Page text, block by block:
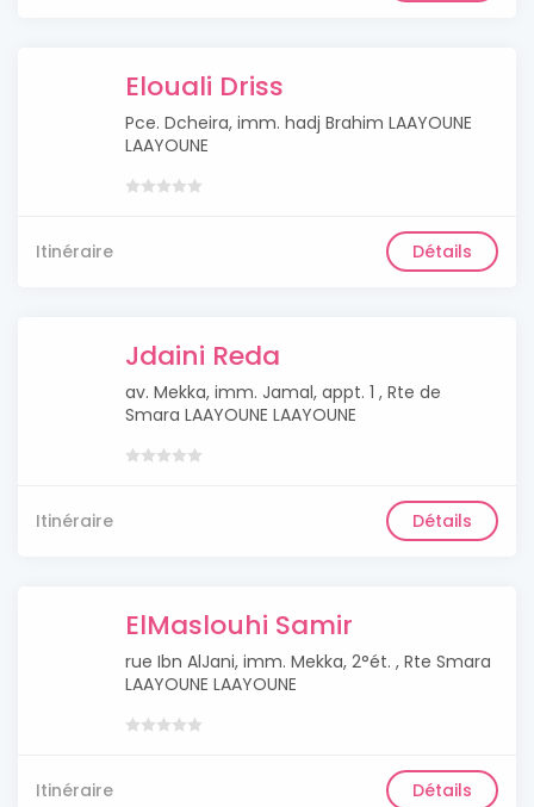
Elouali Driss
Pce. Dcheira, imm. hadj Brahim LAAYOUNE
LAAYOUNE
Itinéraire Détails
Jdaini Reda
av. Mekka, imm. Jamal, appt. 1 , Rte de
Smara LAAYOUNE LAAYOUNE
Itinéraire Détails
ElMaslouhi Samir
rue Ibn AlJani, imm. Mekka, 2°ét. , Rte Smara
LAAYOUNE LAAYOUNE
Itinéraire Détails